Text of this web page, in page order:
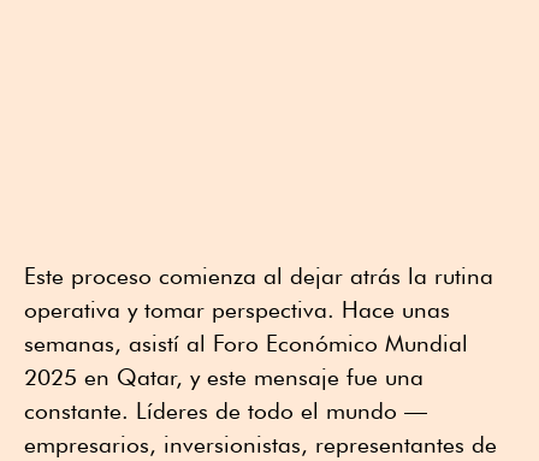
Este proceso comienza al dejar atrás la rutina
operativa y tomar perspectiva. Hace unas
semanas, asistí al Foro Económico Mundial
2025 en Qatar, y este mensaje fue una
constante. Líderes de todo el mundo —
empresarios, inversionistas, representantes de